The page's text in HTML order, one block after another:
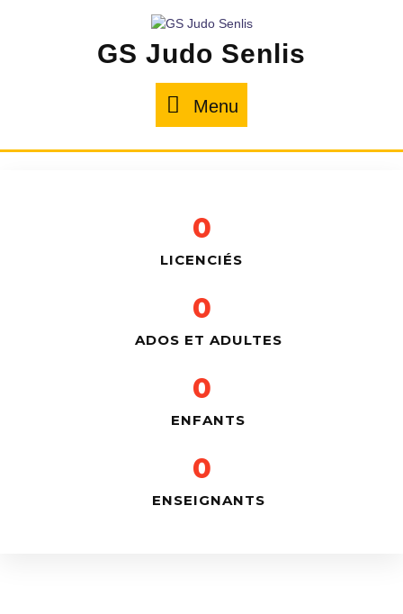
GS Judo Senlis
Menu
0
LICENCIÉS
0
ADOS ET ADULTES
0
ENFANTS
0
ENSEIGNANTS